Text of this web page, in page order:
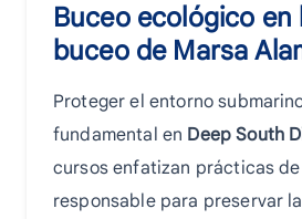
Buceo ecológico en
buceo de Marsa
Proteger el entorno
fundamental en Deep South
cursos enfatizan prácticas
responsable para preservar